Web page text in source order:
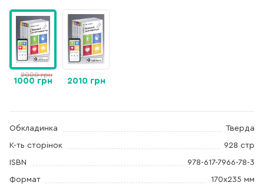
1000 грн
2000 грн
2010 грн
Обкладинка Тверда
К-ть сторінок 928 стр
ISBN 978-617-7966-78-3
Формат 170х235 мм